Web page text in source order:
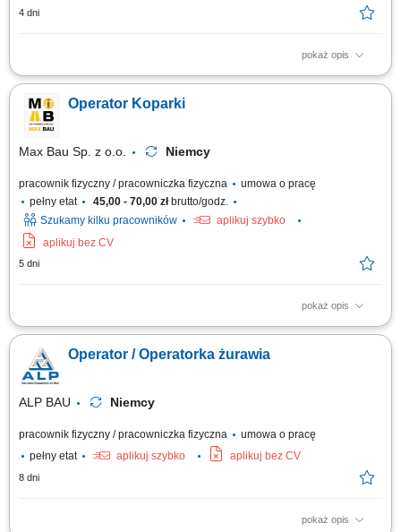
4 dni
pokaż opis
Obsługa koparki przy pracach ziemnych; Wykonywanie wykopów pod
sieci wodno-kanalizacyjne, kablowe i inne instalacje; Współpraca z
brygadą budowlaną na terenie inwestycji; Kontrola stanu technicznego i
dbanie o sprzęt; Przestrzeganie norm bezpieczeństwa oraz standardów
Operator Koparki
Max Bau Sp. z o.o. Niemcy
pracownik fizyczny / pracowniczka fizyczna
umowa o pracę
pełny etat
45,00 - 70,00 złbrutto/godz.
Szukamy kilku pracowników
aplikuj szybko
aplikuj bez CV
5 dni
pokaż opis
Zakres obowiązków Do głównych zadań należeć będzie: obsługa koparki
wodno-kanalizacyjne, kablowe i inne instalacje podziemne, współpraca z
brygadą budowlaną przy realizacji inwestycji, kontrola stanu
Operator / Operatorka żurawia
ALP BAU Niemcy
pracownik fizyczny / pracowniczka fizyczna
umowa o pracę
pełny etat
aplikuj szybko aplikuj bez CV
8 dni
pokaż opis